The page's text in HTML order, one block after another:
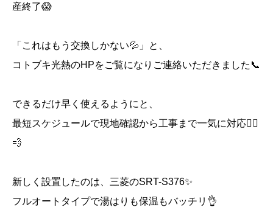
産終了😱
「これはもう交換しかない💦」と、
コトブキ光熱のHPをご覧になりご連絡いただきました📞
できるだけ早く使えるようにと、
最短スケジュールで現地確認から工事まで一気に対応🏃‍♂️
💨
新しく設置したのは、三菱のSRT-S376✨
フルオートタイプで湯はりも保温もバッチリ👌